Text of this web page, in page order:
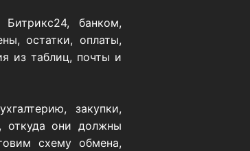
банком,
остатки, оплаты,
из таблиц, почты и
закупки,
откуда они должны
схему обмена,